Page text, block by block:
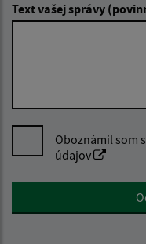
Text vašej správy
Oboznámil som
údajov
Google reCaptcha